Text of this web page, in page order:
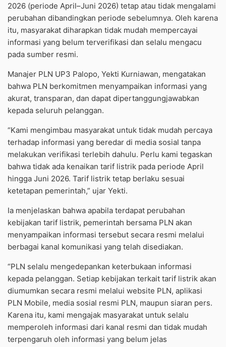
2026 (periode April–Juni 2026) tetap atau tidak mengalami
perubahan dibandingkan periode sebelumnya. Oleh karena
itu, masyarakat diharapkan tidak mudah mempercayai
informasi yang belum terverifikasi dan selalu mengacu
pada sumber resmi.
Manajer PLN UP3 Palopo, Yekti Kurniawan, mengatakan
bahwa PLN berkomitmen menyampaikan informasi yang
akurat, transparan, dan dapat dipertanggungjawabkan
kepada seluruh pelanggan.
“Kami mengimbau masyarakat untuk tidak mudah percaya
terhadap informasi yang beredar di media sosial tanpa
melakukan verifikasi terlebih dahulu. Perlu kami tegaskan
bahwa tidak ada kenaikan tarif listrik pada periode April
hingga Juni 2026. Tarif listrik tetap berlaku sesuai
ketetapan pemerintah,” ujar Yekti.
Ia menjelaskan bahwa apabila terdapat perubahan
kebijakan tarif listrik, pemerintah bersama PLN akan
menyampaikan informasi tersebut secara resmi melalui
berbagai kanal komunikasi yang telah disediakan.
“PLN selalu mengedepankan keterbukaan informasi
kepada pelanggan. Setiap kebijakan terkait tarif listrik akan
diumumkan secara resmi melalui website PLN, aplikasi
PLN Mobile, media sosial resmi PLN, maupun siaran pers.
Karena itu, kami mengajak masyarakat untuk selalu
memperoleh informasi dari kanal resmi dan tidak mudah
terpengaruh oleh informasi yang belum jelas